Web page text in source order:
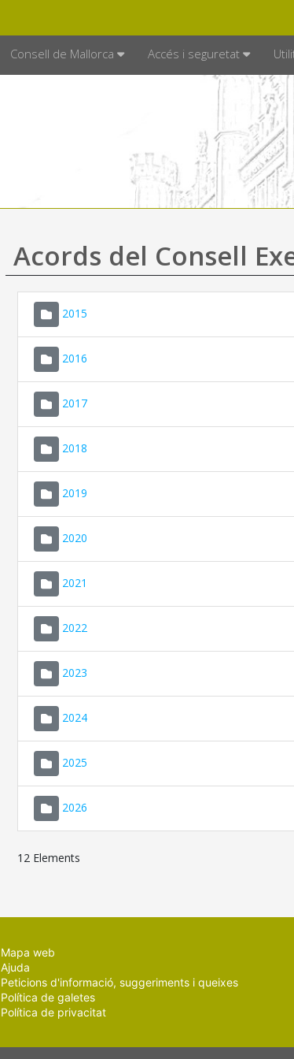
Consell de Mallorca Accés i seguretat
Acords del Consell
2015
2016
2017
2018
2019
2020
2021
2022
2023
2024
2025
2026
12 Elements
Mapa web
Ajuda
Peticions d'informació, suggeriments i queixes
Política de galetes
Política de privacitat